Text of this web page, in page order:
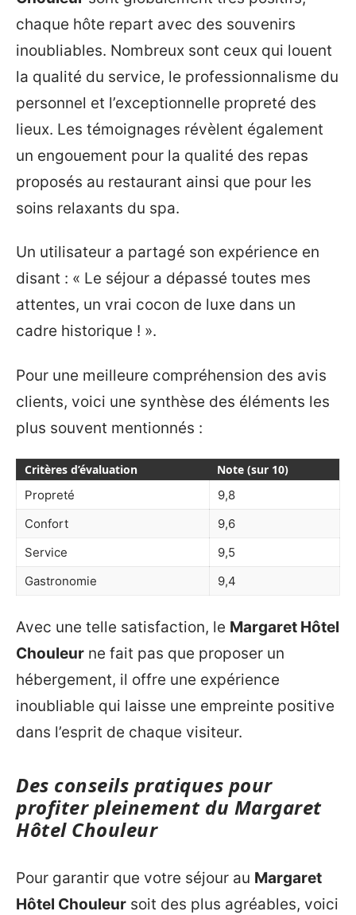
chaque hôte repart avec des souvenirs
inoubliables. Nombreux sont ceux qui louent
la qualité du service, le professionnalisme du
personnel et l’exceptionnelle propreté des
lieux. Les témoignages révèlent également
un engouement pour la qualité des repas
proposés au restaurant ainsi que pour les
soins relaxants du spa.
Un utilisateur a partagé son expérience en
disant : « Le séjour a dépassé toutes mes
attentes, un vrai cocon de luxe dans un
cadre historique ! ».
Pour une meilleure compréhension des avis
clients, voici une synthèse des éléments les
plus souvent mentionnés :
Critères d’évaluation
Note (sur 10)
Propreté
9,8
Confort
9,6
Service
9,5
Gastronomie
9,4
Avec une telle satisfaction, le Margaret Hôtel
Chouleur ne fait pas que proposer un
hébergement, il offre une expérience
inoubliable qui laisse une empreinte positive
dans l’esprit de chaque visiteur.
Des conseils pratiques pour
profiter pleinement du Margaret
Hôtel Chouleur
Pour garantir que votre séjour au Margaret
Hôtel Chouleur soit des plus agréables, voici